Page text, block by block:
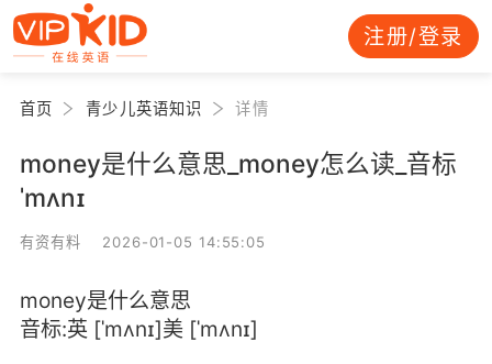
注册/登录
首页 青少儿英语知识 详情
money是什么意思_money怎么读_音标
ˈmʌnɪ
有资有料 2026-01-05 14:55:05
money是什么意思
音标:英 [ˈmʌnɪ]美 [ˈmʌnɪ]